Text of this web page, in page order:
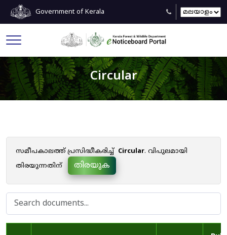
Government of Kerala
Circular
സമീപകാലത്ത് പ്രസിദ്ധീകരിച്ച് Circular. വിപുലമായി
തിരയുന്നതിന്
തിരയുക